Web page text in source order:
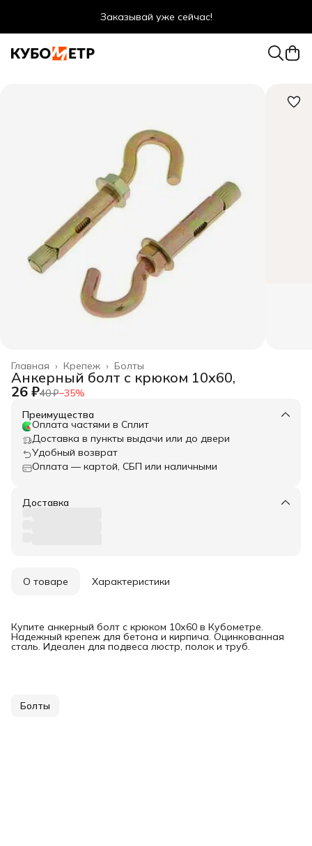
Заказывай уже сейчас!
Оптовые цены даже для физ. лиц
Болты
Крепеж ›
Главная ›
Анкерный болт с крюком 10х60,
26 ₽40 ₽−35%
Преимущества
Оплата частями в Сплит
Доставка в пункты выдачи или до двери
Удобный возврат
Оплата — картой, СБП или наличными
Доставка
О товаре Характеристики
Купите анкерный болт с крюком 10х60 в Кубометре.
Надежный крепеж для бетона и кирпича. Оцинкованная
сталь. Идеален для подвеса люстр, полок и труб.
Болты